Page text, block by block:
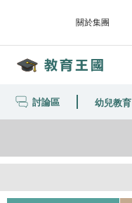
關於集團
討論區 幼兒教育